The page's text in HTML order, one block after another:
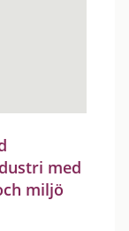
med
miljö